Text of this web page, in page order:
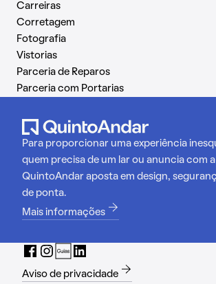
Carreiras
Corretagem
Fotografia
Vistorias
Parceria de Reparos
Parceria com Portarias
Para proporcionar uma experiência
quem precisa de um lar ou anuncia com
QuintoAndar aposta em design,
de ponta.
Mais informações
Aviso de privacidade